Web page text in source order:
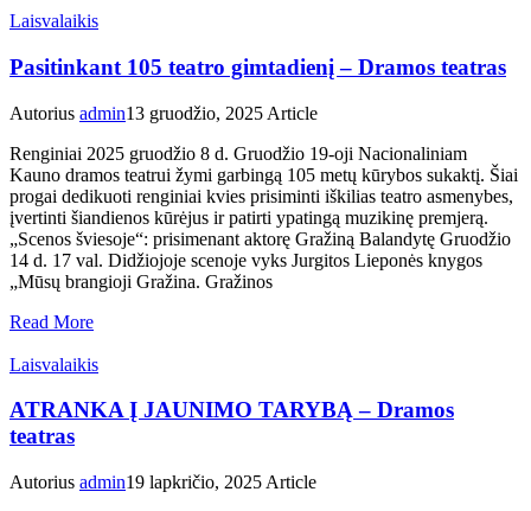
Laisvalaikis
Pasitinkant 105 teatro gimtadienį – Dramos teatras
Autorius admin13 gruodžio, 2025 Article
Renginiai 2025 gruodžio 8 d. Gruodžio 19-oji Nacionaliniam
Kauno dramos teatrui žymi garbingą 105 metų kūrybos sukaktį. Šiai
progai dedikuoti renginiai kvies prisiminti iškilias teatro asmenybes,
įvertinti šiandienos kūrėjus ir patirti ypatingą muzikinę premjerą.
„Scenos šviesoje“: prisimenant aktorę Gražiną Balandytę Gruodžio
14 d. 17 val. Didžiojoje scenoje vyks Jurgitos Lieponės knygos
„Mūsų brangioji Gražina. Gražinos
Read More
Laisvalaikis
ATRANKA Į JAUNIMO TARYBĄ – Dramos
teatras
Autorius admin19 lapkričio, 2025 Article